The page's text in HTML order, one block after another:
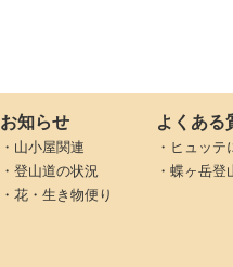
お知らせ
・山小屋関連
・登山道の状況
・花・生き物便り
よくある
・ヒュッテ
・蝶ヶ岳